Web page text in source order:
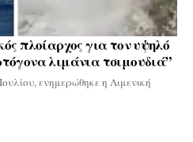
πλοίαρχος για τον υψηλό
λιμάνια τσιμουδιά”
ενημερώθηκε η Λιμενική